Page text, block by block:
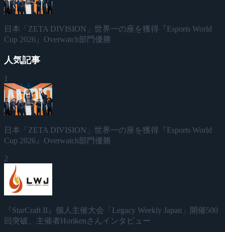
日本「ZETA DIVISION」世界一の座を獲得『Esports World
Cup 2026』Overwatch部門優勝
人気記事
1
日本「ZETA DIVISION」世界一の座を獲得『Esports World
Cup 2026』Overwatch部門優勝
2
『StarCraft II』個人主催大会「Legacy Weekly Japan」開催500
回突破、主催者Horikenさんインタビュー